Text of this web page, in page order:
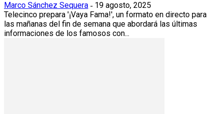
Marco Sánchez Sequera - 19 agosto, 2025
Telecinco prepara '¡Vaya Fama!', un formato en directo para
las mañanas del fin de semana que abordará las últimas
informaciones de los famosos con...